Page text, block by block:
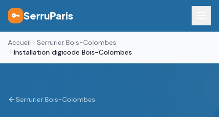
🔑 SerruParis
Accueil
Serrurier Bois-Colombes
Installation digicode Bois-Colombes
Serrurier Bois-Colombes